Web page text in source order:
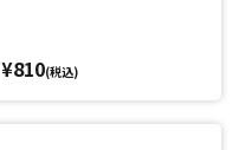
¥810(税込)